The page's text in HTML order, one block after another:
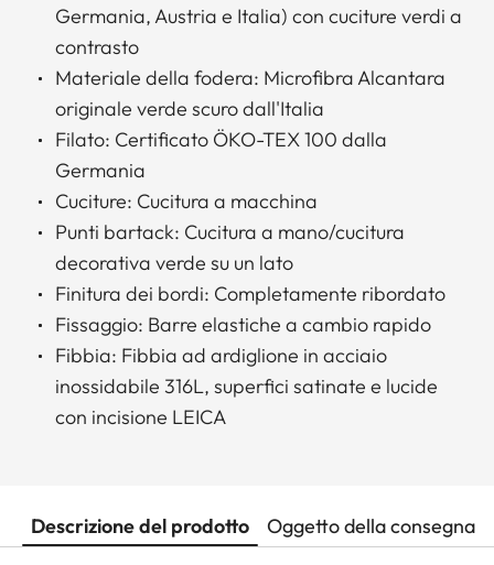
Germania, Austria e Italia) con cuciture verdi a
contrasto
Materiale della fodera: Microfibra Alcantara
originale verde scuro dall'Italia
Filato: Certificato ÖKO-TEX 100 dalla
Germania
Cuciture: Cucitura a macchina
Punti bartack: Cucitura a mano/cucitura
decorativa verde su un lato
Finitura dei bordi: Completamente ribordato
Fissaggio: Barre elastiche a cambio rapido
Fibbia: Fibbia ad ardiglione in acciaio
inossidabile 316L, superfici satinate e lucide
con incisione LEICA
Descrizione del prodotto Oggetto della consegna